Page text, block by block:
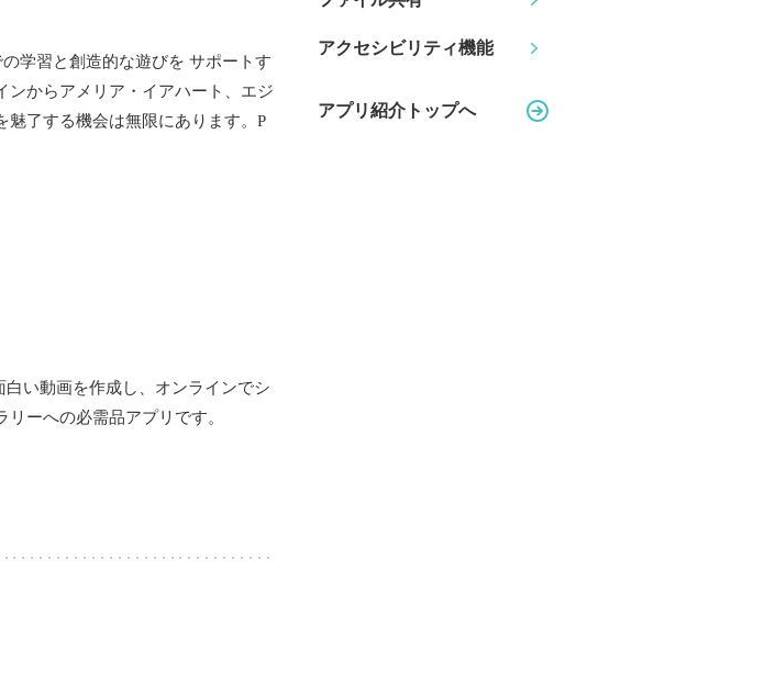
学習と創造的な遊びを サポートす
ンからアメリア・イアハート、エジ
了する機会は無限にあります。P
白い動画を作成し、オンラインでシ
ーへの必需品アプリです。
アクセシビリティ機能
アプリ紹介トップへ